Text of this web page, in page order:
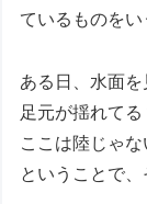
ているものをい
ある日、水面
足元が揺れて
ここは陸じゃな
ということで、